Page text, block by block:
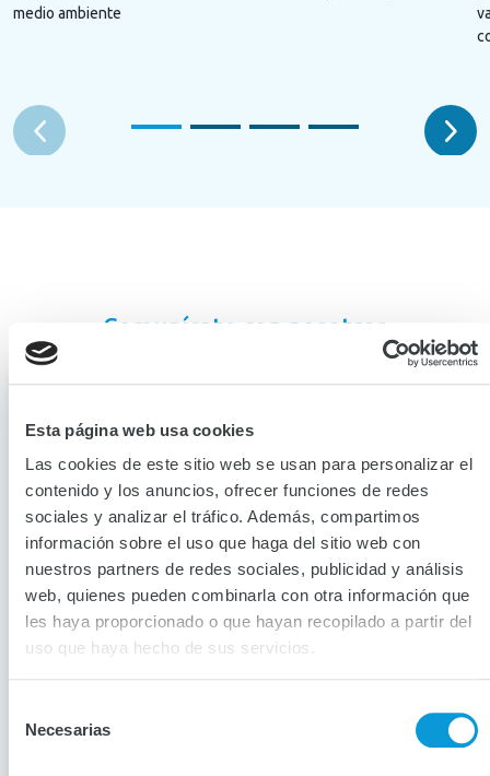
Esta página web usa cookies
Las cookies de este sitio web se usan para personalizar el
contenido y los anuncios, ofrecer funciones de redes
sociales y analizar el tráfico. Además, compartimos
información sobre el uso que haga del sitio web con
nuestros partners de redes sociales, publicidad y análisis
web, quienes pueden combinarla con otra información que
les haya proporcionado o que hayan recopilado a partir del
uso que haya hecho de sus servicios.
Necesarias
medio ambiente
Comunícate con nosotros
Comunícate con nosotros para enviar
sus solicitudes de emisiones de un